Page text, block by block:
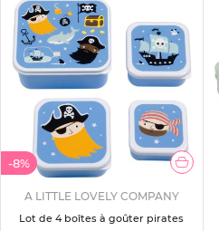
-8%
A LITTLE LOVELY COMPANY
Lot de 4 boîtes à goûter pirates